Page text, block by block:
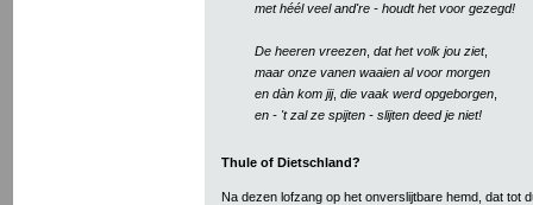
met héél veel and're - houdt het voor gezegd!
De heeren vreezen, dat het volk jou ziet,
maar onze vanen waaien al voor morgen
en dàn kom jij, die vaak werd opgeborgen,
en - 't zal ze spijten - slijten deed je niet!
Thule of Dietschland?
Na dezen lofzang op het onverslijtbare hemd, dat tot